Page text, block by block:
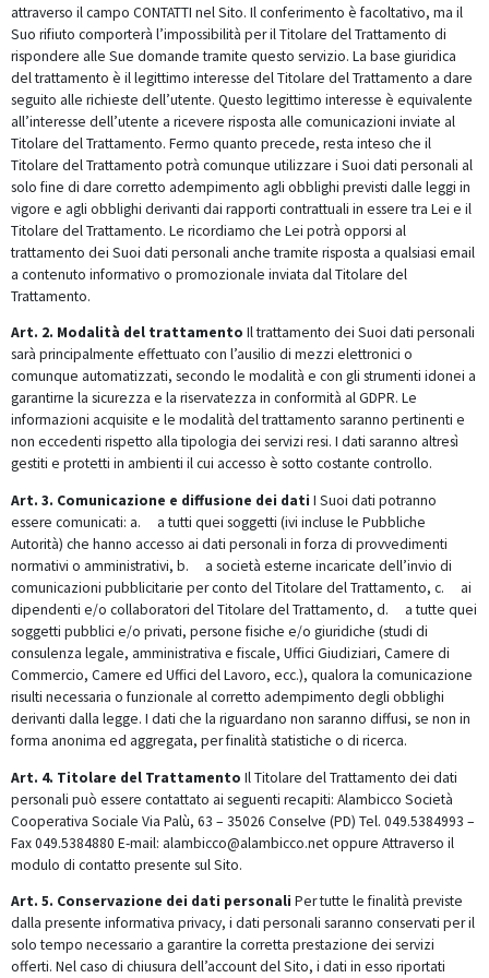
attraverso il campo CONTATTI nel Sito. Il conferimento è facoltativo, ma il
Suo rifiuto comporterà l’impossibilità per il Titolare del Trattamento di
rispondere alle Sue domande tramite questo servizio. La base giuridica
del trattamento è il legittimo interesse del Titolare del Trattamento a dare
seguito alle richieste dell’utente. Questo legittimo interesse è equivalente
all’interesse dell’utente a ricevere risposta alle comunicazioni inviate al
Titolare del Trattamento. Fermo quanto precede, resta inteso che il
Titolare del Trattamento potrà comunque utilizzare i Suoi dati personali al
solo fine di dare corretto adempimento agli obblighi previsti dalle leggi in
vigore e agli obblighi derivanti dai rapporti contrattuali in essere tra Lei e il
Titolare del Trattamento. Le ricordiamo che Lei potrà opporsi al
trattamento dei Suoi dati personali anche tramite risposta a qualsiasi email
a contenuto informativo o promozionale inviata dal Titolare del
Trattamento.
Art. 2. Modalità del trattamento Il trattamento dei Suoi dati personali
sarà principalmente effettuato con l’ausilio di mezzi elettronici o
comunque automatizzati, secondo le modalità e con gli strumenti idonei a
garantirne la sicurezza e la riservatezza in conformità al GDPR. Le
informazioni acquisite e le modalità del trattamento saranno pertinenti e
non eccedenti rispetto alla tipologia dei servizi resi. I dati saranno altresì
gestiti e protetti in ambienti il cui accesso è sotto costante controllo.
Art. 3. Comunicazione e diffusione dei dati I Suoi dati potranno
essere comunicati: a. a tutti quei soggetti (ivi incluse le Pubbliche
Autorità) che hanno accesso ai dati personali in forza di provvedimenti
normativi o amministrativi, b. a società esterne incaricate dell’invio di
comunicazioni pubblicitarie per conto del Titolare del Trattamento, c. ai
dipendenti e/o collaboratori del Titolare del Trattamento, d. a tutte quei
soggetti pubblici e/o privati, persone fisiche e/o giuridiche (studi di
consulenza legale, amministrativa e fiscale, Uffici Giudiziari, Camere di
Commercio, Camere ed Uffici del Lavoro, ecc.), qualora la comunicazione
risulti necessaria o funzionale al corretto adempimento degli obblighi
derivanti dalla legge. I dati che la riguardano non saranno diffusi, se non in
forma anonima ed aggregata, per finalità statistiche o di ricerca.
Art. 4. Titolare del Trattamento Il Titolare del Trattamento dei dati
personali può essere contattato ai seguenti recapiti: Alambicco Società
Cooperativa Sociale Via Palù, 63 – 35026 Conselve (PD) Tel. 049.5384993 –
Fax 049.5384880 E-mail: alambicco@alambicco.netoppure Attraverso il
modulo di contatto presente sul Sito.
Art. 5. Conservazione dei dati personali Per tutte le finalità previste
dalla presente informativa privacy, i dati personali saranno conservati per il
solo tempo necessario a garantire la corretta prestazione dei servizi
offerti. Nel caso di chiusura dell’account del Sito, i dati in esso riportati